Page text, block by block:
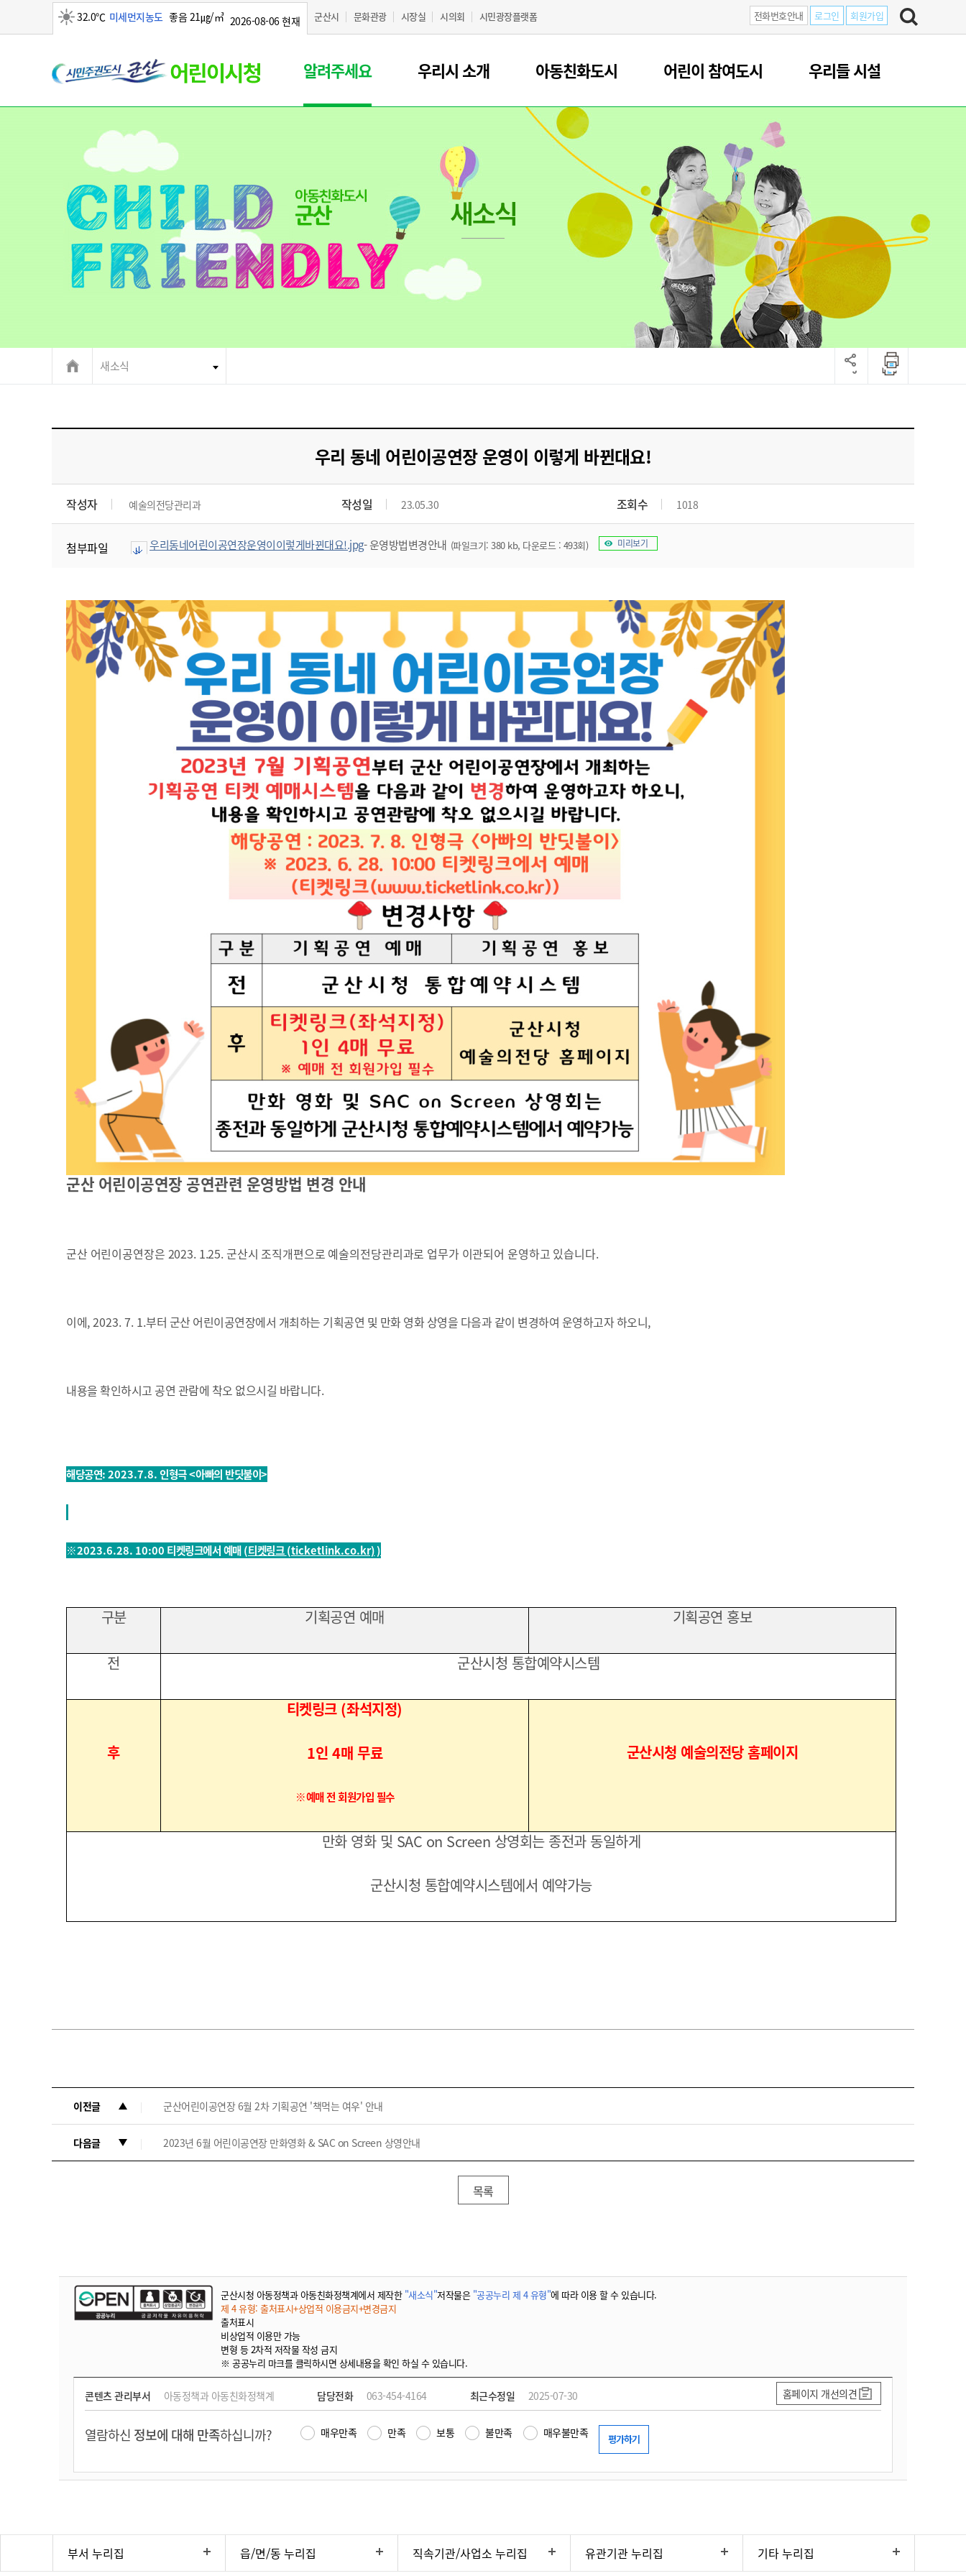
32.0℃ 미세먼지농도 좋음 21㎍/㎥ 2026-08-06 현재 군산시 문화관광 시장실 시의회 시민광장플랫폼 전화번호안내 로그인 회원가입
군
산
린
이
시
알려주세요 우리시 소개 아동친화도시 어린이 참여도시 우리들 시설
새소식
새소식
우리 동네 어린이공연장 운영이 이렇게 바뀐대요!
작성자 예술의전당관리과 작성일 23.05.30 조회수 1018
첨부파일 우리동네어린이공연장운영이이렇게바뀐대요!.jpg- 운영방법변경안내 (파일크기: 380 kb, 다운로드 : 493회) 미리보기
군산 어린이공연장 공연관련 운영방법 변경 안내
군산 어린이공연장은 2023. 1.25. 군산시 조직개편으로 예술의전당관리과로 업무가 이관되어 운영하고 있습니다.
이에, 2023. 7. 1.부터 군산 어린이공연장에서 개최하는 기획공연 및 만화 영화 상영을 다음과 같이 변경하여 운영하고자 하오니,
내용을 확인하시고 공연 관람에 착오 없으시길 바랍니다.
해당공연: 2023.7.8.인형극<아빠의 반딧불이>
※2023.6.28. 10:00 티켓링크에서 예매(티켓링크(ticketlink.co.kr))
구분 기획공연 예매 기획공연 홍보
전 군산시청 통합예약시스템
후
티켓링크 (좌석지정)
1인 4매 무료
※예매 전 회원가입 필수
군산시청 예술의전당 홈페이지
만화 영화 및 SAC on Screen 상영회는 종전과 동일하게
군산시청 통합예약시스템에서 예약가능
이전글 군산어린이공연장 6월 2차 기획공연 '책먹는 여우' 안내
다음글 2023년 6월 어린이공연장 만화영화 & SAC on Screen 상영안내
목록
군산시청 아동정책과 아동친화정책계에서 제작한 "새소식"저작물은 "공공누리 제 4 유형"에 따라 이용 할 수 있습니다.
제 4 유형: 출처표시+상업적 이용금지+변경금지
출처표시
비상업적 이용만 가능
변형 등 2차적 저작물 작성 금지
※ 공공누리 마크를 클릭하시면 상세내용을 확인 하실 수 있습니다.
콘텐츠 관리부서 아동정책과 아동친화정책계 담당전화 063-454-4164 최근수정일 2025-07-30 홈페이지 개선의견
열람하신 정보에 대해 만족하십니까? 매우만족 만족 보통 불만족 매우불만족
부서 누리집 읍/면/동 누리집 직속기관/사업소 누리집 유관기관 누리집 기타 누리집